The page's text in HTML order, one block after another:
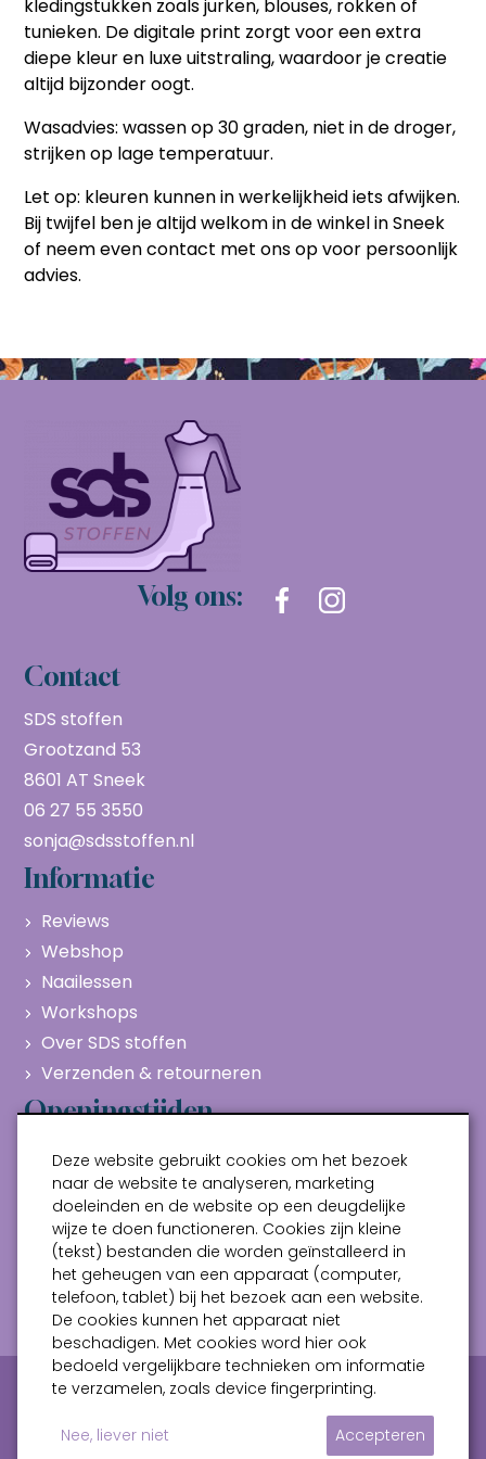
kledingstukken zoals jurken, blouses, rokken of
tunieken. De digitale print zorgt voor een extra
diepe kleur en luxe uitstraling, waardoor je creatie
altijd bijzonder oogt.
Wasadvies: wassen op 30 graden, niet in de droger,
strijken op lage temperatuur.
Let op: kleuren kunnen in werkelijkheid iets afwijken.
Bij twijfel ben je altijd welkom in de winkel in Sneek
of neem even contact met ons op voor persoonlijk
advies.
Volg ons:
Contact
SDS stoffen
Grootzand 53
8601 AT Sneek
06 27 55 3550
sonja@sdsstoffen.nl
Informatie
Reviews
Webshop
Naailessen
Workshops
Over SDS stoffen
Verzenden & retourneren
Openingstijden
Maandag
Gesloten
Dinsdag
10:00 - 17:00
Woensdag
10:00 - 17:00
Donderdag
10:00 - 17:00
Vrijdag
10:00 - 17:00
Zaterdag
10:00 - 17:00
Privacy verklaring
Algemene voorwaarden
Deze website gebruikt cookies om het bezoek
naar de website te analyseren, marketing
doeleinden en de website op een deugdelijke
wijze te doen functioneren. Cookies zijn kleine
(tekst) bestanden die worden geïnstalleerd in
het geheugen van een apparaat (computer,
telefoon, tablet) bij het bezoek aan een website.
De cookies kunnen het apparaat niet
beschadigen. Met cookies word hier ook
bedoeld vergelijkbare technieken om informatie
te verzamelen, zoals device fingerprinting.
Nee, liever niet Accepteren